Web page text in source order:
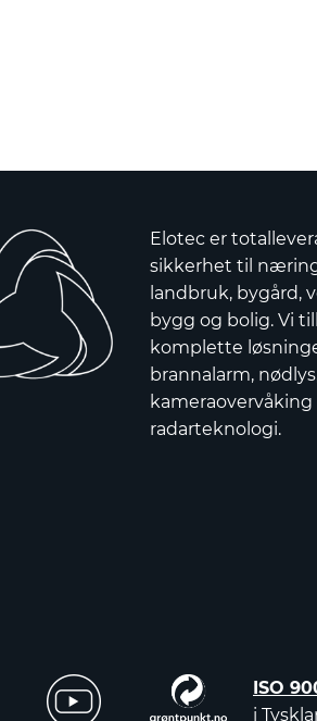
Elotec er
sikkerhet til
landbruk, bygård,
bygg og bolig. Vi
komplette
brannalarm,
kameraovervåking
radarteknologi.
ISO
i